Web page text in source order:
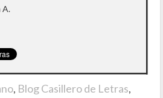
A.
, Blog Casillero de Letras,